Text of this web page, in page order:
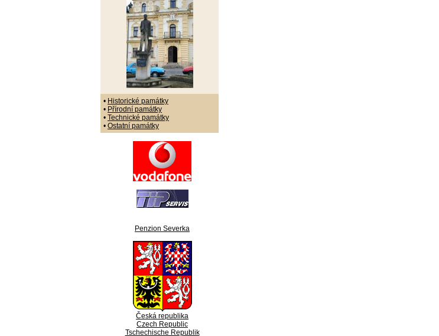
• Historické památky
• Přírodní památky
• Technické památky
• Ostatní památky
Penzion Severka
Česká republika
Czech Republic
Tschechische Republik